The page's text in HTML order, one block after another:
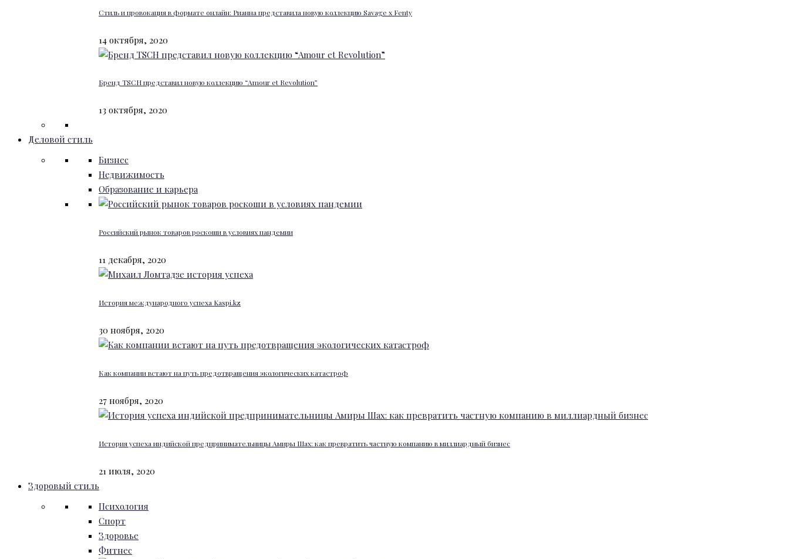
Стиль и провокация в формате онлайн: Рианна представила новую коллекцию Savage x Fenty
14 октября, 2020
Бренд TSCH представил новую коллекцию “Amour et Revolution”
13 октября, 2020
Деловой стиль
Бизнес
Недвижимость
Образование и карьера
Российский рынок товаров роскоши в условиях пандемии
11 декабря, 2020
История международного успеха Kaspi.kz
30 ноября, 2020
Как компании встают на путь предотвращения экологических катастроф
27 ноября, 2020
История успеха индийской предпринимательницы Амиры Шах: как превратить частную компанию в миллиардный бизнес
21 июля, 2020
Здоровый стиль
Психология
Спорт
Здоровье
Фитнес